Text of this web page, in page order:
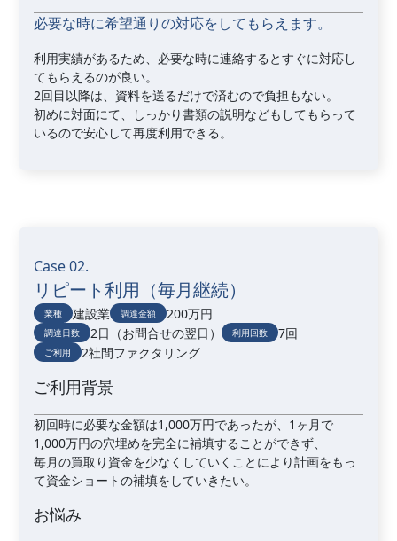
必要な時に希望通りの対応をしてもらえます。
利用実績があるため、必要な時に連絡するとすぐに対応し
てもらえるのが良い。
2回目以降は、資料を送るだけで済むので負担もない。
初めに対面にて、しっかり書類の説明などもしてもらって
いるので安心して再度利用できる。
Case 02.
リピート利用（毎月継続）
業種 建設業 調達金額 200万円
調達日数 2日（お問合せの翌日） 利用回数 7回
ご利用 2社間ファクタリング
ご利用背景
初回時に必要な金額は1,000万円であったが、1ヶ月で
1,000万円の穴埋めを完全に補填することができず、
毎月の買取り資金を少なくしていくことにより計画をもっ
て資金ショートの補填をしていきたい。
お悩み